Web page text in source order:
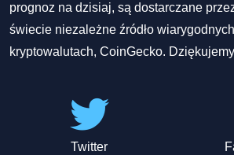
prognoz na dzisiaj, są dostarczane
świecie niezależne źródło
kryptowalutach, CoinGecko.
Twitter